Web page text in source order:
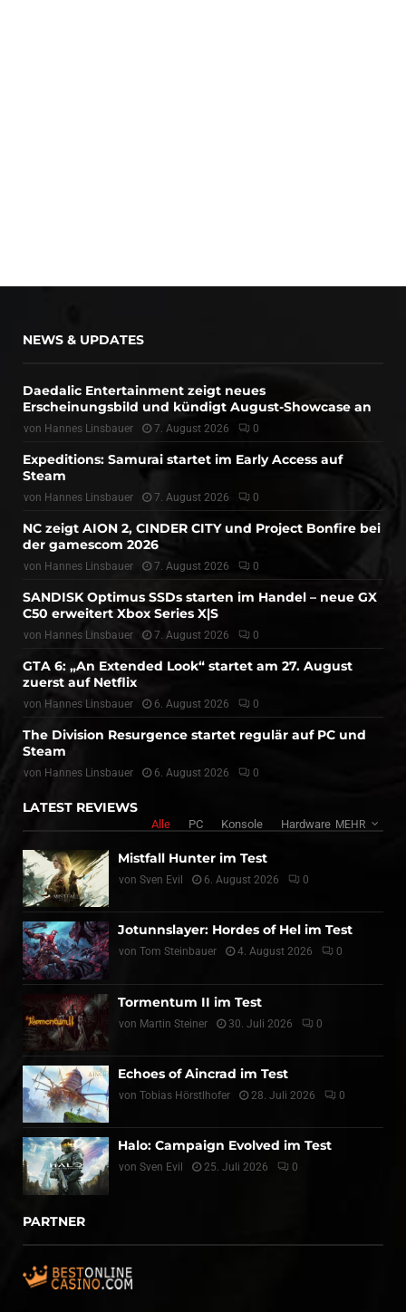
NEWS & UPDATES
Daedalic Entertainment zeigt neues
Erscheinungsbild und kündigt August-Showcase an
von Hannes Linsbauer 7. August 2026 0
Expeditions: Samurai startet im Early Access auf
Steam
von Hannes Linsbauer 7. August 2026 0
NC zeigt AION 2, CINDER CITY und Project Bonfire bei
der gamescom 2026
von Hannes Linsbauer 7. August 2026 0
SANDISK Optimus SSDs starten im Handel – neue GX
C50 erweitert Xbox Series X|S
von Hannes Linsbauer 7. August 2026 0
GTA 6: „An Extended Look“ startet am 27. August
zuerst auf Netflix
von Hannes Linsbauer 6. August 2026 0
The Division Resurgence startet regulär auf PC und
Steam
von Hannes Linsbauer 6. August 2026 0
LATEST REVIEWS
Alle PC Konsole Hardware MEHR
Mistfall Hunter im Test
von Sven Evil 6. August 2026 0
Jotunnslayer: Hordes of Hel im Test
von Tom Steinbauer 4. August 2026 0
Tormentum II im Test
von Martin Steiner 30. Juli 2026 0
Echoes of Aincrad im Test
von Tobias Hörstlhofer 28. Juli 2026 0
Halo: Campaign Evolved im Test
von Sven Evil 25. Juli 2026 0
PARTNER